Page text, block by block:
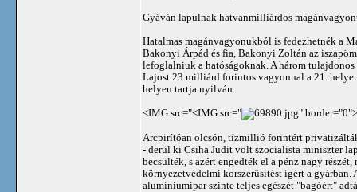
Gyáván lapulnak hatvanmilliárdos
Hatalmas magánvagyonukból is fedezhetnék a
Bakonyi Árpád és fia, Bakonyi Zoltán az
lefoglalniuk a hatóságoknak. A három
Lajost 23 milliárd forintos vagyonnal a 21.
helyen tartja nyilván.
<IMG src="<IMG src=" "
Arcpirítóan olcsón, tízmillió forintért
- derül ki Csiha Judit volt szocialista miniszter
becsülték, s azért engedték el a pénz nagy
környezetvédelmi korszerűsítést ígért a
alumíniumipar szinte teljes egészét "bagóért"